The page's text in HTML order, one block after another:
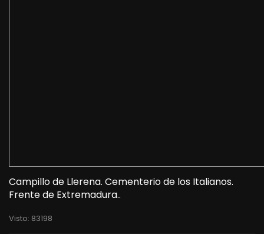
Campillo de Llerena. Cementerio de los Italianos.
Frente de Extremadura..
Visto: 83198